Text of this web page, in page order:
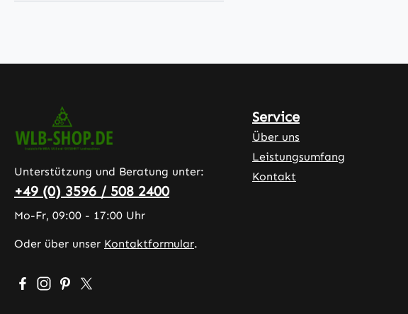
Unterstützung und Beratung unter:
+49 (0) 3596 / 508 2400
Mo-Fr, 09:00 - 17:00 Uhr
Oder über unser Kontaktformular.
Besuche uns auf Facebook – öffnet in neuem Tab (externer Link)
Schau auf Instagram vorbei – öffnet in neuem Tab (externer Link)
Lass dich auf Pinterest inspirieren – öffnet in neuem Tab
Folge uns auf X – öffnet in neuem Tab (externer Link)
Service
Über uns
Leistungsumfang
Kontakt